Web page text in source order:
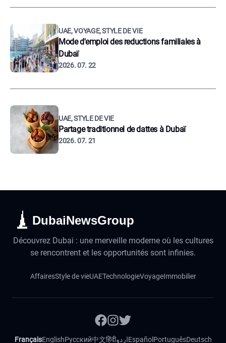
UAE, VOYAGE, STYLE DE VIE
Mode d'emploi des reductions familiales à
Dubaï
2026. 07. 22
UAE, STYLE DE VIE
Partage traditionnel de dattes à Dubaï
2026. 07. 21
DubaiNewsGroup
Découvrez Dubai : une merveille moderne où les cultures
se rencontrent et les opportunités sont infinies.
AffairesStyle de vieUAETechnologieVoyageImmobilier
FrançaisEnglishРусский中文हिंदीاردوEspañol PortuguêsDeutsch